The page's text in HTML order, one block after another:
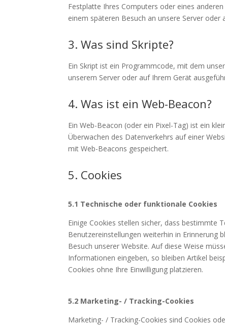
Festplatte Ihres Computers oder eines
einem späteren Besuch an unsere Server
3. Was sind Skripte?
Ein Skript ist ein Programmcode, mit dem
unserem Server oder auf Ihrem Gerät
4. Was ist ein Web-Beacon?
Ein Web-Beacon (oder ein Pixel-Tag) ist ein
Überwachen des Datenverkehrs auf einer
mit Web-Beacons gespeichert.
5. Cookies
5.1 Technische oder funktionale Cookies
Einige Cookies stellen sicher, dass bestimmte
Benutzereinstellungen weiterhin in Erinnerung
Besuch unserer Website. Auf diese Weise
Informationen eingeben, so bleiben Artikel
Cookies ohne Ihre Einwilligung platzieren.
5.2 Marketing- / Tracking-Cookies
Marketing- / Tracking-Cookies sind Cookies